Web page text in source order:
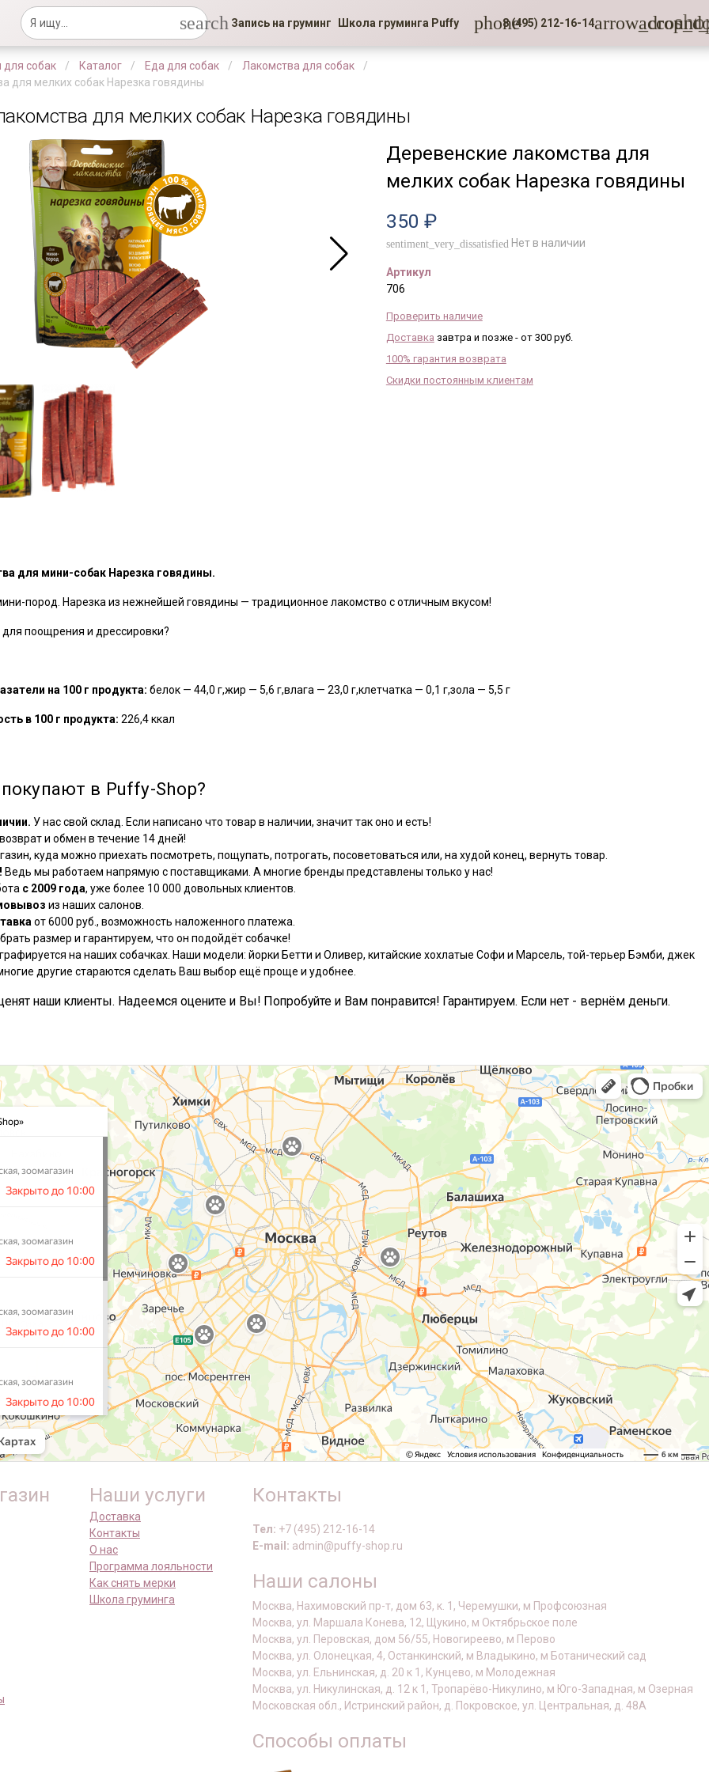
search Запись на груминг Школа груминга Puffy phone8 (495) 212-16-14
для собак Каталог Еда для собак
Лакомства для собак
для мелких собак Нарезка говядины
для мелких собак Нарезка говядины
Деревенские лакомства для
мелких собак Нарезка говядины
350 ₽
sentiment_very_dissatisfied Нет в наличии
Артикул
706
Проверить наличие
Доставка завтра и позже - от 300 руб.
100% гарантия возврата
Скидки постоянным клиентам
для мини-собак Нарезка говядины.
пород. Нарезка из нежнейшей говядины — традиционное лакомство с отличным вкусом!
поощрения и дрессировки?
на 100 г продукта: белок — 44,0 г,жир — 5,6 г,влага — 23,0 г,клетчатка — 0,1 г,зола — 5,5 г
в 100 г продукта: 226,4 ккал
в Puffy-Shop?
У нас свой склад. Если написано что товар в наличии, значит так оно и есть!
и обмен в течение 14 дней!
куда можно приехать посмотреть, пощупать, потрогать, посоветоваться или, на худой конец, вернуть товар.
Ведь мы работаем напрямую с поставщиками. А многие бренды представлены только у нас!
с 2009 года, уже более 10 000 довольных клиентов.
из наших салонов.
от 6000 руб., возможность наложенного платежа.
размер и гарантируем, что он подойдёт собачке!
на наших собачках. Наши модели: йорки Бетти и Оливер, китайские хохлатые Софи и Марсель, той-терьер Бэмби, джек
другие стараются сделать Ваш выбор ещё проще и удобнее.
наши клиенты. Надеемся оцените и Вы! Попробуйте и Вам понравится! Гарантируем. Если нет - вернём деньги.
Наши услуги
Доставка
Контакты
О нас
Программа лояльности
Как снять мерки
Школа груминга
Контакты
Тел: +7 (495) 212-16-14
E-mail: admin@puffy-shop.ru
Наши салоны
Москва, Нахимовский пр-т, дом 63, к. 1, Черемушки, м Профсоюзная
Москва, ул. Маршала Конева, 12, Щукино, м Октябрьское поле
Москва, ул. Перовская, дом 56/55, Новогиреево, м Перово
Москва, ул. Олонецкая, 4, Останкинский, м Владыкино, м Ботанический сад
Москва, ул. Ельнинская, д. 20 к 1, Кунцево, м Молодежная
Москва, ул. Никулинская, д. 12 к 1, Тропарёво-Никулино, м Юго-Западная, м Озерная
Московская обл., Истринский район, д. Покровское, ул. Центральная, д. 48А
Способы оплаты